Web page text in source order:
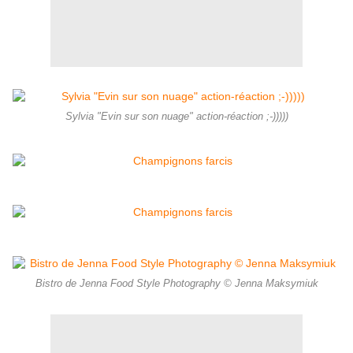
Sylvia "Evin sur son nuage" action-réaction ;-)))))
Bistro de Jenna Food Style Photography © Jenna Maksymiuk